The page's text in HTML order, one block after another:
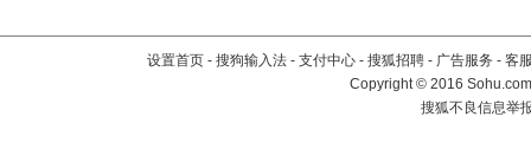
设置首页 - 搜狗输入法 - 支付中心 - 搜狐招聘 - 广告服务 - 客
Copyright©2016
搜狐不良信息举